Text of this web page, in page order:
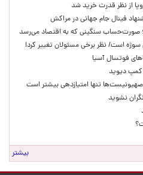
از نظر قدرت خرید شد
فینال جام جهانی در مراکش
صورت‌حساب سنگینی که به اقتصاد می‌رسد
است/ نظر برخی مسئولان تغییر کرد!
فوتسال آسیا
کمپ دیوید
تنها امتیازدهی‌ بیشتر است
نشوید
بیشتر